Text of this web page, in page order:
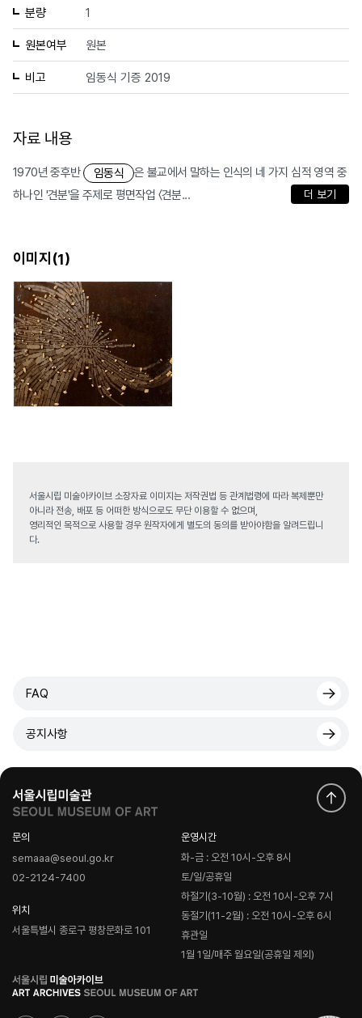
분량 1
원본여부 원본
비고 임동식 기증 2019
자료 내용
1970년 중후반 임동식
은 불교에서 말하는 인식의 네 가지 심적 영역 중
하나인 '견분'을 주제로 평면작업 〈견분...
더 보기
이미지(1)
서울시립 미술아카이브 소장자료 이미지는 저작권법 등 관계법령에 따라 복제뿐만
아니라 전송, 배포 등 어떠한 방식으로도 무단 이용할 수 없으며,
영리적인 목적으로 사용할 경우 원작자에게 별도의 동의를 받아야함을 알려드립니
다.
FAQ
공지사항
문의
semaaa@seoul.go.kr
02-2124-7400
위치
서울특별시 종로구 평창문화로 101
운영시간
화-금 : 오전 10시-오후 8시
토/일/공휴일
하절기(3-10월) : 오전 10시-오후 7시
동절기(11-2월) : 오전 10시-오후 6시
휴관일
1월 1일/매주 월요일(공휴일 제외)
로
고